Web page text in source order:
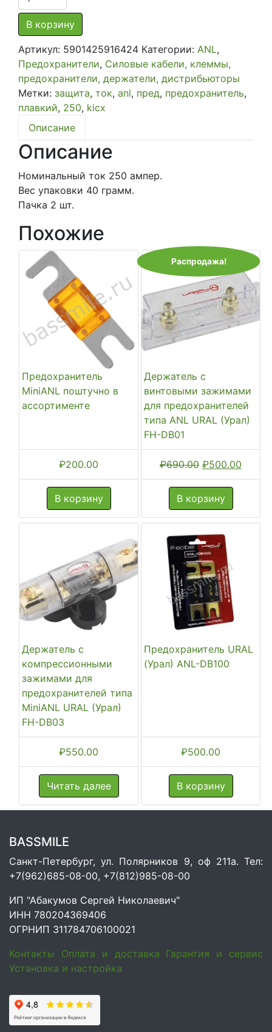
товара
Предохранитель
Kicx
ANL250P
В корзину
Артикул: 5901425916424 Категории: ANL,
Предохранители, Силовые кабели, клеммы,
предохранители, держатели, дистрибьюторы
Метки: защита, ток, anl, пред, предохранитель,
плавкий, 250, kicx
Описание
Описание
Номинальный ток 250 ампер.
Вес упаковки 40 грамм.
Пачка 2 шт.
Похожие
Предохранитель
MiniANL поштучно в
ассортименте
₽200.00
В корзину
Распродажа!
Держатель с
винтовыми зажимами
для предохранителей
типа ANL URAL (Урал)
FH-DB01
₽690.00
цена
составляла
₽690.00.
₽500.00
цена:
В корзину
Держатель с
компрессионными
зажимами для
предохранителей типа
MiniANL URAL (Урал)
FH-DB03
₽550.00
Читать далее
Предохранитель URAL
(Урал) ANL-DB100
₽500.00
В корзину
BASSMILE
Санкт-Петербург, ул. Полярников 9, оф 211а. Тел:
+7(962)685-08-00, +7(812)985-08-00
ИП "Абакумов Сергей Николаевич"
ИНН 780204369406
ОГРНИП 311784706100021
Контакты
Оплата и доставка Гарантия и сервис
Установка и настройка